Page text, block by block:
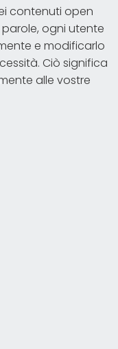
contenuti open
parole, ogni utente
e modificarlo
Ciò significa
alle vostre